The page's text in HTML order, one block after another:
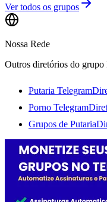
Ver todos os grupos
Nossa Rede
Outros diretórios do grupo
Putaria Telegram
Porno Telegram
Grupos de Putaria